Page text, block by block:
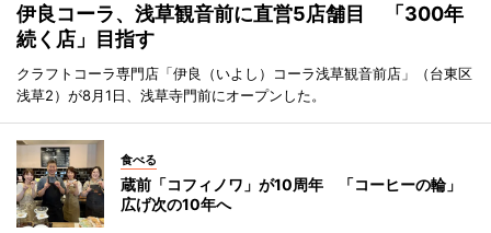
伊良コーラ、浅草観音前に直営5店舗目 「300年
続く店」目指す
クラフトコーラ専門店「伊良（いよし）コーラ浅草観音前店」（台東区
浅草2）が8月1日、浅草寺門前にオープンした。
食べる
蔵前「コフィノワ」が10周年 「コーヒーの輪」
広げ次の10年へ